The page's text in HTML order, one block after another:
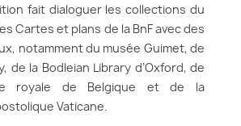
fait dialoguer les collections du
Cartes et plans de la BnF avec des
notamment du musée Guimet, de
de la Bodleian Library d’Oxford, de
royale de Belgique et de la
Vaticane.